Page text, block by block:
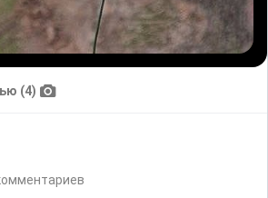
(4)